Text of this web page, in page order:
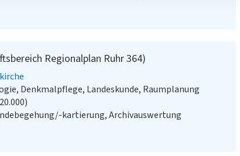
Regionalplan Ruhr 364)
Denkmalpflege, Landeskunde, Raumplanung
kartierung, Archivauswertung